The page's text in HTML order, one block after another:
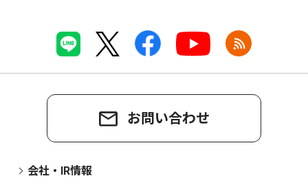
お問い合わせ
会社・IR情報